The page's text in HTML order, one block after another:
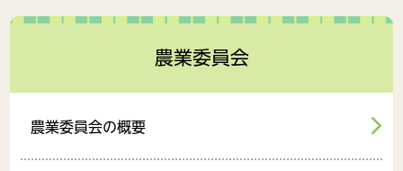
農業委員会
農業委員会の概要